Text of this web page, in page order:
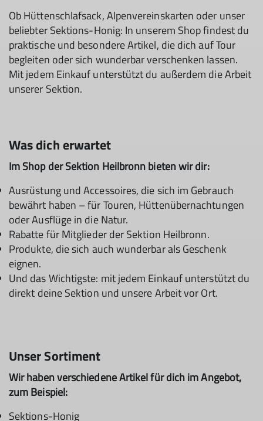
Ob Hüttenschlafsack, Alpenvereinskarten oder unser
beliebter Sektions-Honig: In unserem Shop findest du
praktische und besondere Artikel, die dich auf Tour
begleiten oder sich wunderbar verschenken lassen.
Mit jedem Einkauf unterstützt du außerdem die Arbeit
unserer Sektion.
Was dich erwartet
Im Shop der Sektion Heilbronn bieten wir dir:
Ausrüstung und Accessoires, die sich im Gebrauch
bewährt haben – für Touren, Hüttenübernachtungen
oder Ausflüge in die Natur.
Rabatte für Mitglieder der Sektion Heilbronn.
Produkte, die sich auch wunderbar als Geschenk
eignen.
Und das Wichtigste: mit jedem Einkauf unterstützt du
direkt deine Sektion und unsere Arbeit vor Ort.
Unser Sortiment
Wir haben verschiedene Artikel für dich im Angebot,
zum Beispiel:
Sektions-Honig